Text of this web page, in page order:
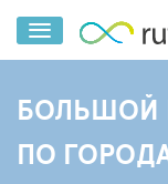
БОЛЬШОЙ
ПО